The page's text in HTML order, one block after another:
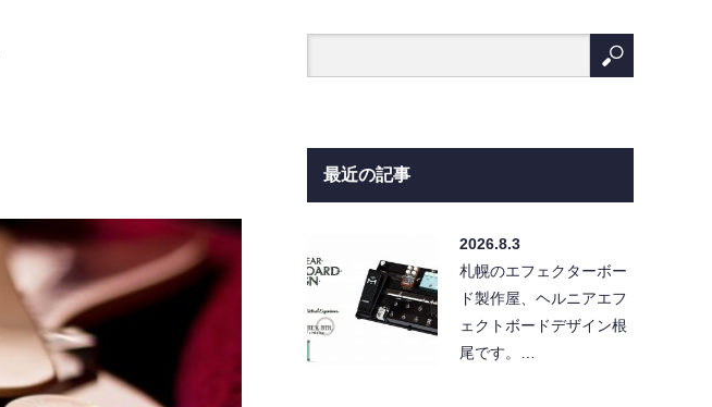
最近の記事
2026.8.3
札幌のエフェクターボー
ド製作屋、ヘルニアエフ
ェクトボードデザイン根
尾です。…